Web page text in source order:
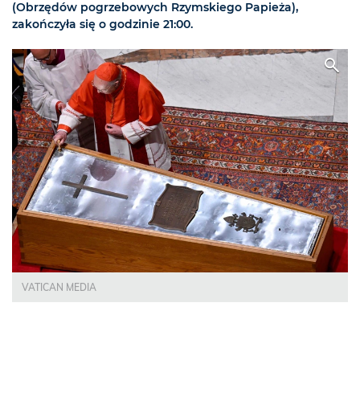
(Obrzędów pogrzebowych Rzymskiego Papieża),
zakończyła się o godzinie 21:00.
VATICAN MEDIA